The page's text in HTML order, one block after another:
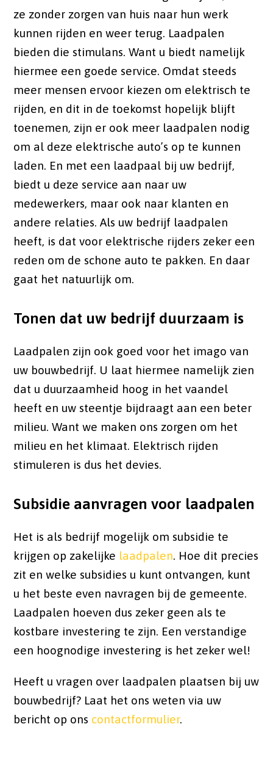
ze zonder zorgen van huis naar hun werk
kunnen rijden en weer terug. Laadpalen
bieden die stimulans. Want u biedt namelijk
hiermee een goede service. Omdat steeds
meer mensen ervoor kiezen om elektrisch te
rijden, en dit in de toekomst hopelijk blijft
toenemen, zijn er ook meer laadpalen nodig
om al deze elektrische auto’s op te kunnen
laden. En met een laadpaal bij uw bedrijf,
biedt u deze service aan naar uw
medewerkers, maar ook naar klanten en
andere relaties. Als uw bedrijf laadpalen
heeft, is dat voor elektrische rijders zeker een
reden om de schone auto te pakken. En daar
gaat het natuurlijk om.
Tonen dat uw bedrijf duurzaam is
Laadpalen zijn ook goed voor het imago van
uw bouwbedrijf. U laat hiermee namelijk zien
dat u duurzaamheid hoog in het vaandel
heeft en uw steentje bijdraagt aan een beter
milieu. Want we maken ons zorgen om het
milieu en het klimaat. Elektrisch rijden
stimuleren is dus het devies.
Subsidie aanvragen voor laadpalen
Het is als bedrijf mogelijk om subsidie te
krijgen op zakelijke laadpalen. Hoe dit precies
zit en welke subsidies u kunt ontvangen, kunt
u het beste even navragen bij de gemeente.
Laadpalen hoeven dus zeker geen als te
kostbare investering te zijn. Een verstandige
een hoognodige investering is het zeker wel!
Heeft u vragen over laadpalen plaatsen bij uw
bouwbedrijf? Laat het ons weten via uw
bericht op ons contactformulier.